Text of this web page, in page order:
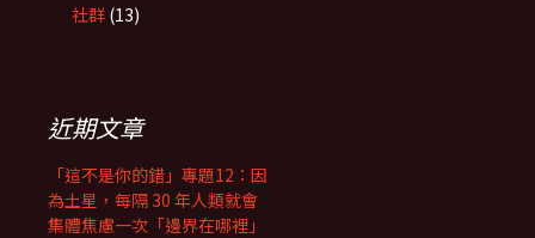
社群 (13)
近期文章
「這不是你的錯」專題12：因
為土星，每隔 30 年人類就會
集體焦慮一次「邊界在哪裡」